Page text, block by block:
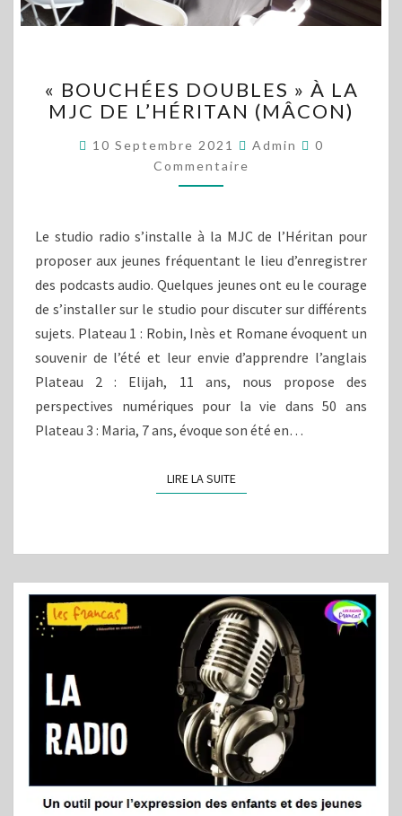
DOUBLES »
À
MJC
DE
L’HÉRITAN
« BOUCHÉES DOUBLES » À LA
MJC DE L’HÉRITAN (MÂCON)
10 Septembre 2021 Admin
0
Commentaire
Le studio radio s’installe à la MJC de l’Héritan pour
proposer aux jeunes fréquentant le lieu d’enregistrer
des podcasts audio. Quelques jeunes ont eu le courage
de s’installer sur le studio pour discuter sur différents
sujets. Plateau 1 : Robin, Inès et Romane évoquent un
souvenir de l’été et leur envie d’apprendre l’anglais
Plateau 2 : Elijah, 11 ans, nous propose des
perspectives numériques pour la vie dans 50 ans
Plateau 3 : Maria, 7 ans, évoque son été en…
LIRE LA SUITELIRE LA SUITE